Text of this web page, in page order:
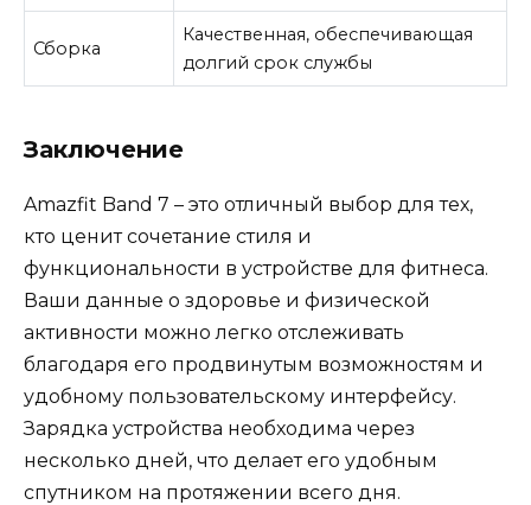
Сборка
Качественная, обеспечивающая
долгий срок службы
Заключение
Amazfit Band 7 – это отличный выбор для тех,
кто ценит сочетание стиля и
функциональности в устройстве для фитнеса.
Ваши данные о здоровье и физической
активности можно легко отслеживать
благодаря его продвинутым возможностям и
удобному пользовательскому интерфейсу.
Зарядка устройства необходима через
несколько дней, что делает его удобным
спутником на протяжении всего дня.